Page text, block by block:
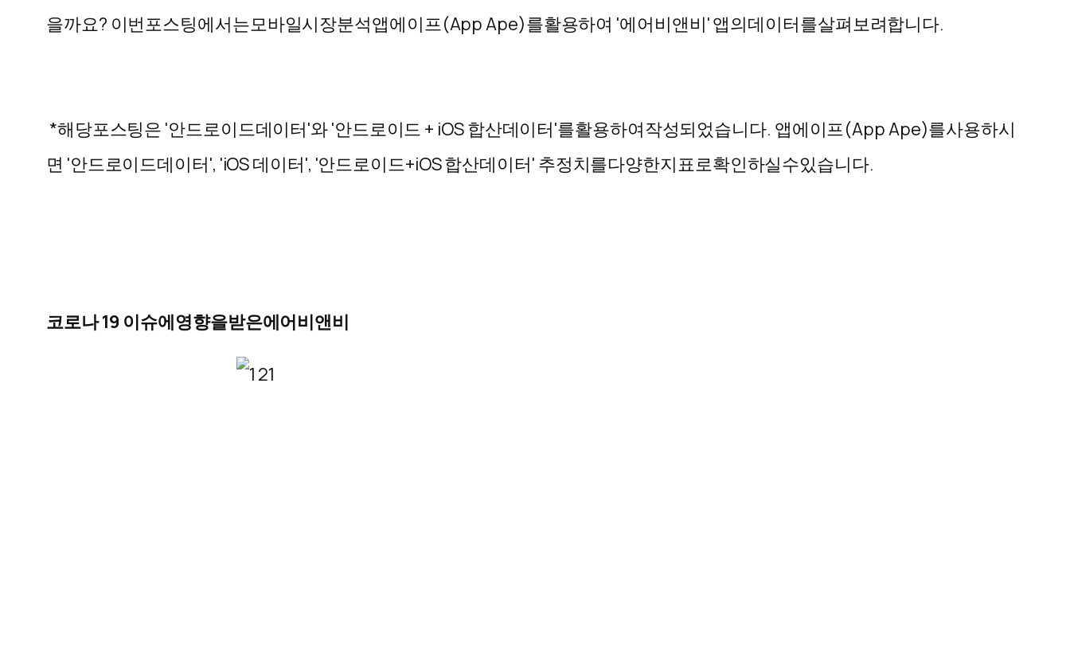
을까요? 이번포스팅에서는모바일시장분석앱에이프(App Ape)를활용하여 '에어비앤비'앱의데이터를살펴보려합니다.
*해당포스팅은 '안드로이드데이터'와'안드로이드 + iOS합산데이터'를활용하여작성되었습니다. 앱에이프(App Ape)를사용하시
면 '안드로이드데이터', 'iOS데이터', '안드로이드+iOS합산데이터' 추정치를다양한지표로확인하실수있습니다.
코로나19 이슈에영향을받은에어비앤비